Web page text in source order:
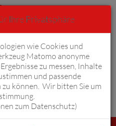
Warenkorb 0
Ihre Privatsphäre
wie Cookies und
Matomo anonyme
zu messen, Inhalte
und passende
können. Wir bitten Sie um
zum Datenschutz)